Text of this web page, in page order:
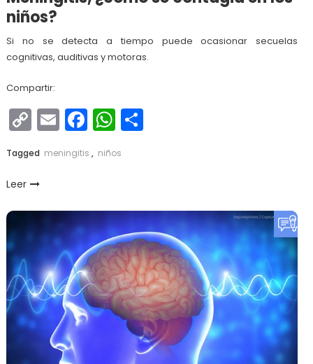
niños?
Si no se detecta a tiempo puede ocasionar secuelas
cognitivas, auditivas y motoras.
Compartir:
Copy
Link
EmailFacebook
WhatsApp
Compartir
Tagged meningitis , niños
Leer